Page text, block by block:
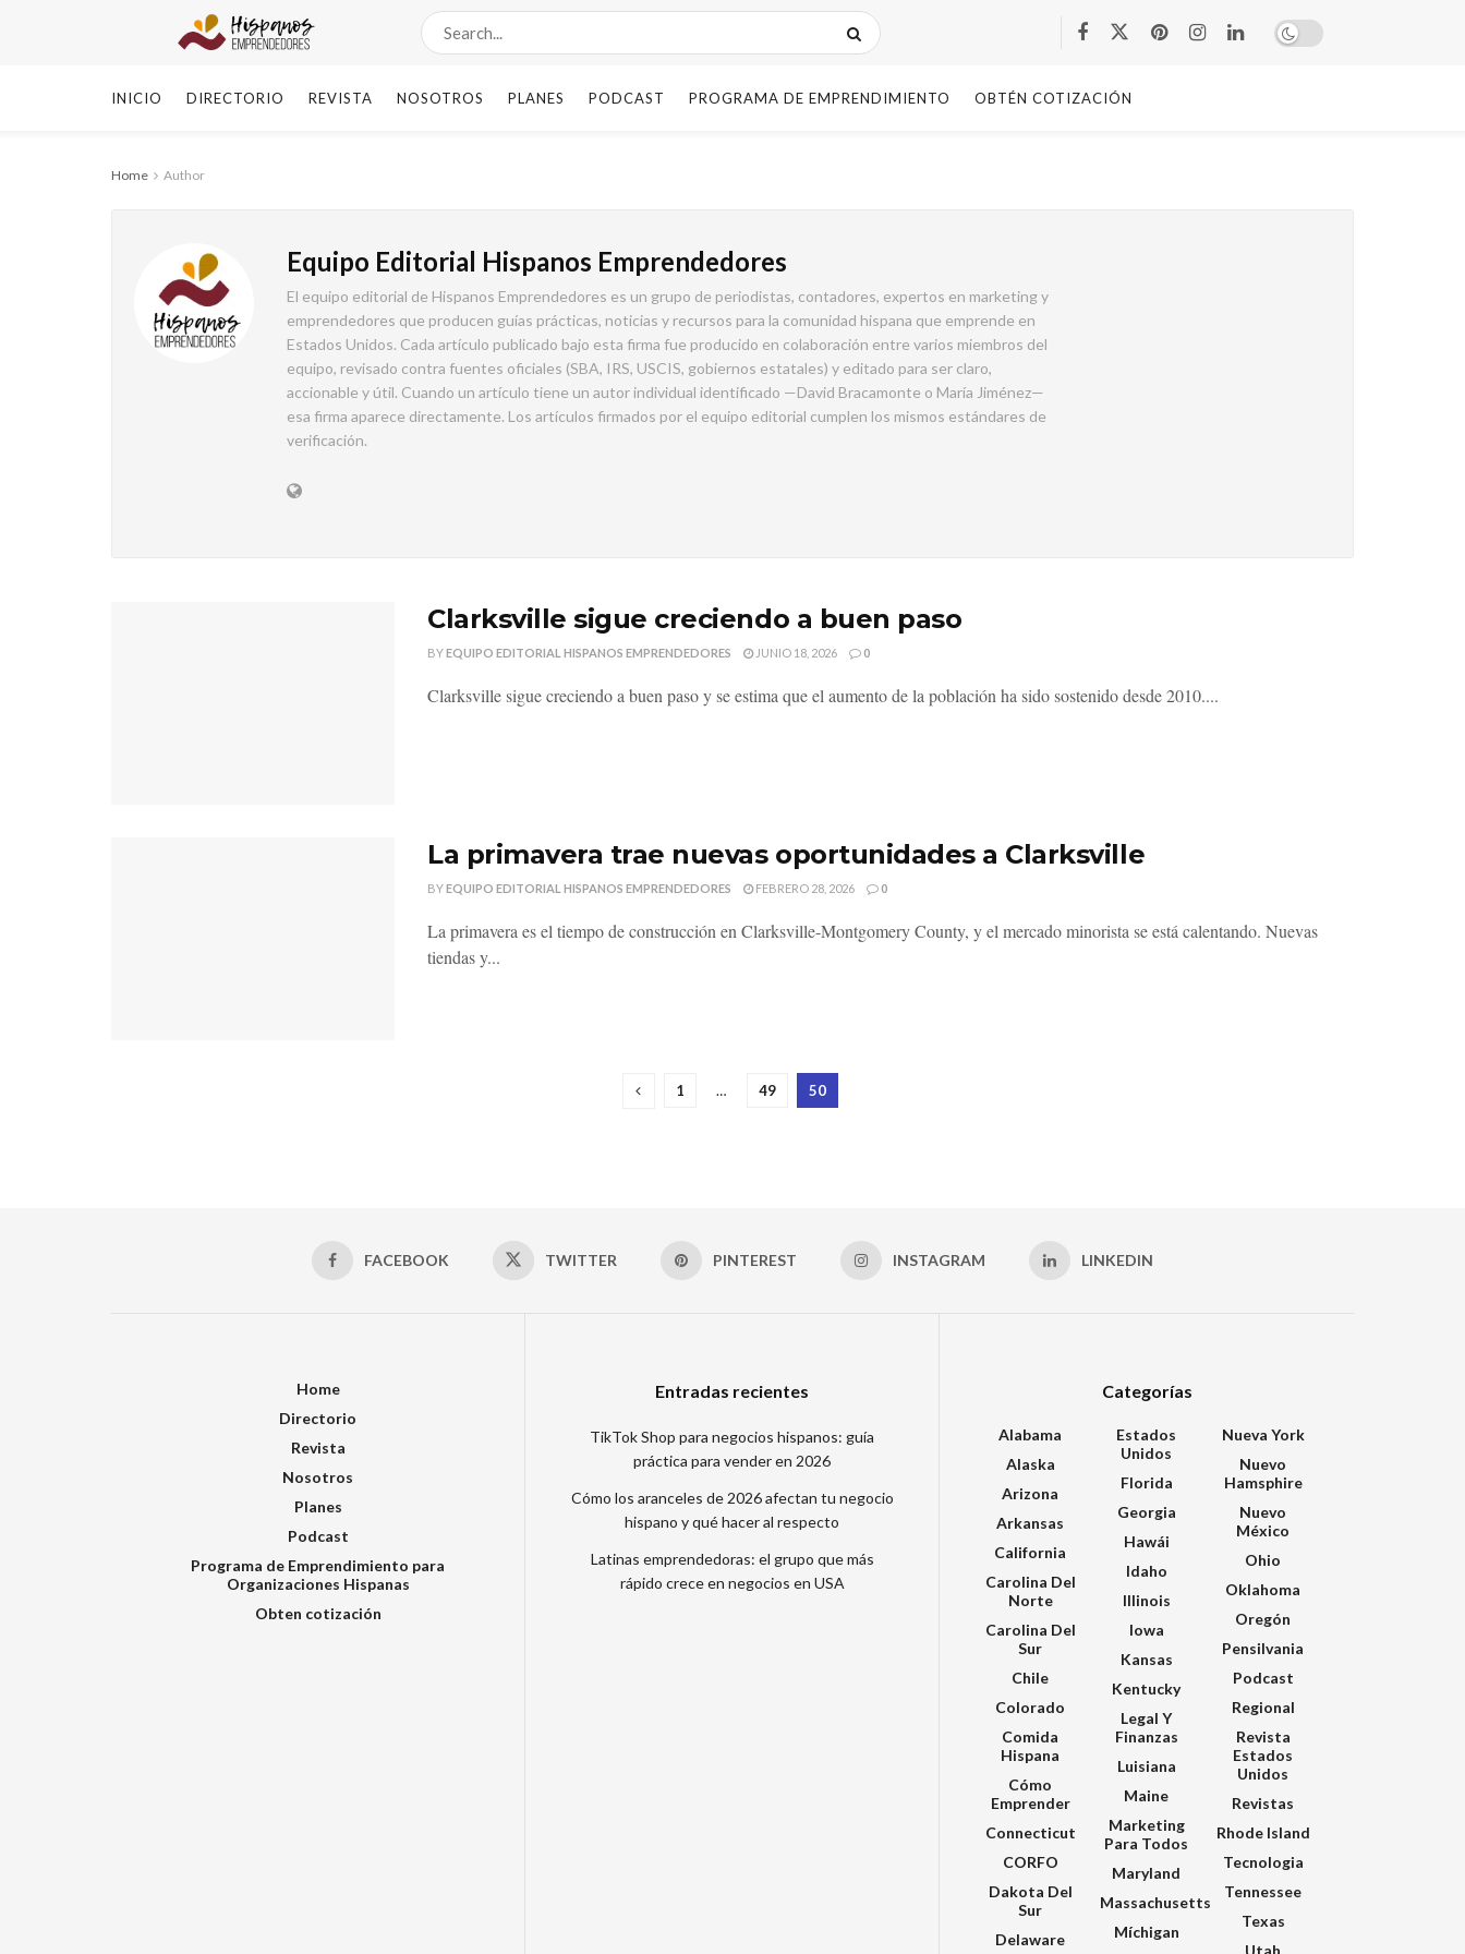
INICIO DIRECTORIO REVISTA NOSOTROS PLANES PODCAST PROGRAMA DE EMPRENDIMIENTO OBTÉN COTIZACIÓN
Home Author
Equipo Editorial Hispanos Emprendedores
El equipo editorial de Hispanos Emprendedores es un grupo de periodistas, contadores, expertos en marketing y
emprendedores que producen guías prácticas, noticias y recursos para la comunidad hispana que emprende en
Estados Unidos. Cada artículo publicado bajo esta firma fue producido en colaboración entre varios miembros del
equipo, revisado contra fuentes oficiales (SBA, IRS, USCIS, gobiernos estatales) y editado para ser claro,
accionable y útil. Cuando un artículo tiene un autor individual identificado —David Bracamonte o María Jiménez—
esa firma aparece directamente. Los artículos firmados por el equipo editorial cumplen los mismos estándares de
verificación.
Clarksville sigue creciendo a buen paso
BYEQUIPO EDITORIAL HISPANOS EMPRENDEDORES JUNIO 18, 2026 0
Clarksville sigue creciendo a buen paso y se estima que el aumento de la población ha sido sostenido desde 2010....
La primavera trae nuevas oportunidades a Clarksville
BYEQUIPO EDITORIAL HISPANOS EMPRENDEDORES FEBRERO 28, 2026 0
La primavera es el tiempo de construcción en Clarksville-Montgomery County, y el mercado minorista se está calentando. Nuevas
tiendas y...
1 … 49 50
FACEBOOK TWITTER PINTEREST INSTAGRAM LINKEDIN
Home
Directorio
Revista
Nosotros
Planes
Podcast
Programa de Emprendimiento para
Organizaciones Hispanas
Obten cotización
Entradas recientes
TikTok Shop para negocios hispanos: guía
práctica para vender en 2026
Cómo los aranceles de 2026 afectan tu negocio
hispano y qué hacer al respecto
Latinas emprendedoras: el grupo que más
rápido crece en negocios en USA
Categorías
Alabama
Alaska
Arizona
Arkansas
California
Carolina Del
Norte
Carolina Del
Sur
Chile
Colorado
Comida
Hispana
Cómo
Emprender
Connecticut
CORFO
Dakota Del
Sur
Delaware
Estados
Unidos
Florida
Georgia
Hawái
Idaho
Illinois
Iowa
Kansas
Kentucky
Legal Y
Finanzas
Luisiana
Maine
Marketing
Para Todos
Maryland
Massachusetts
Míchigan
Nueva York
Nuevo
Hamsphire
Nuevo
México
Ohio
Oklahoma
Oregón
Pensilvania
Podcast
Regional
Revista
Estados
Unidos
Revistas
Rhode Island
Tecnologia
Tennessee
Texas
Utah